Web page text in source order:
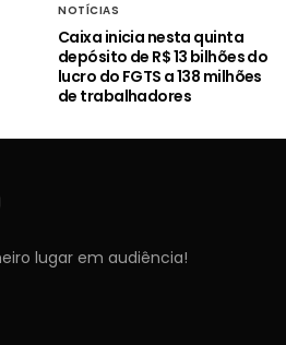
NOTÍCIAS
Caixa inicia nesta quinta
depósito de R$ 13 bilhões do
lucro do FGTS a 138 milhões
de trabalhadores
lugar em audiência!